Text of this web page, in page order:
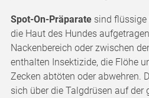
Spot-On-Präparate sind flüssige
die Haut des Hundes
Nackenbereich oder zwischen
enthalten Insektizide, die Flöhe
Zecken abtöten oder abwehren.
sich über die Talgdrüsen auf der